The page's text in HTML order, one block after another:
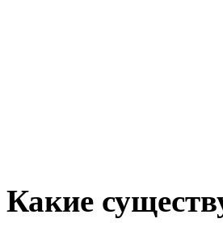
Какие